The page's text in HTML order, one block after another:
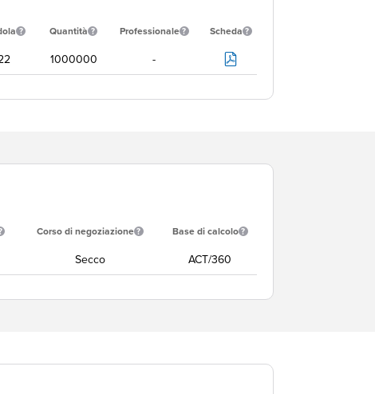
Quantità Professionale Scheda
1000000 -
Corso di negoziazione Base di calcolo
Secco ACT/360